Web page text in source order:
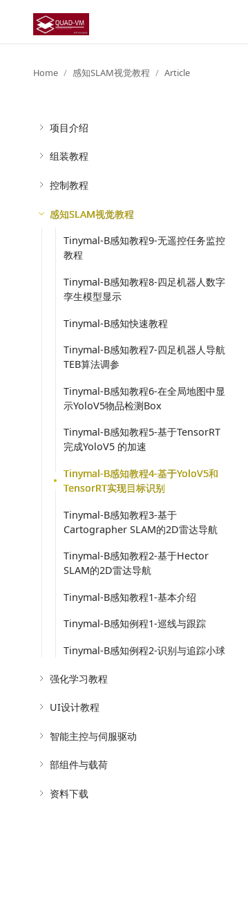
Home 感知SLAM视觉教程 Article
项目介绍
组装教程
控制教程
感知SLAM视觉教程
Tinymal-B感知教程9-无遥控任务监控
教程
Tinymal-B感知教程8-四足机器人数字
孪生模型显示
Tinymal-B感知快速教程
Tinymal-B感知教程7-四足机器人导航
TEB算法调参
Tinymal-B感知教程6-在全局地图中显
示YoloV5物品检测Box
Tinymal-B感知教程5-基于TensorRT
完成YoloV5 的加速
Tinymal-B感知教程4-基于YoloV5和
TensorRT实现目标识别
Tinymal-B感知教程3-基于
Cartographer SLAM的2D雷达导航
Tinymal-B感知教程2-基于Hector
SLAM的2D雷达导航
Tinymal-B感知教程1-基本介绍
Tinymal-B感知例程1-巡线与跟踪
Tinymal-B感知例程2-识别与追踪小球
强化学习教程
UI设计教程
智能主控与伺服驱动
部组件与载荷
资料下载